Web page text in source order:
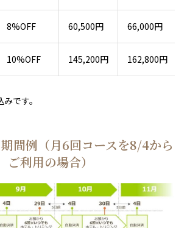
8%OFF 60,500円 66,000円
10%OFF 145,200円 162,800円
です。
間例（月6回コースを8/4から
ご利用の場合）